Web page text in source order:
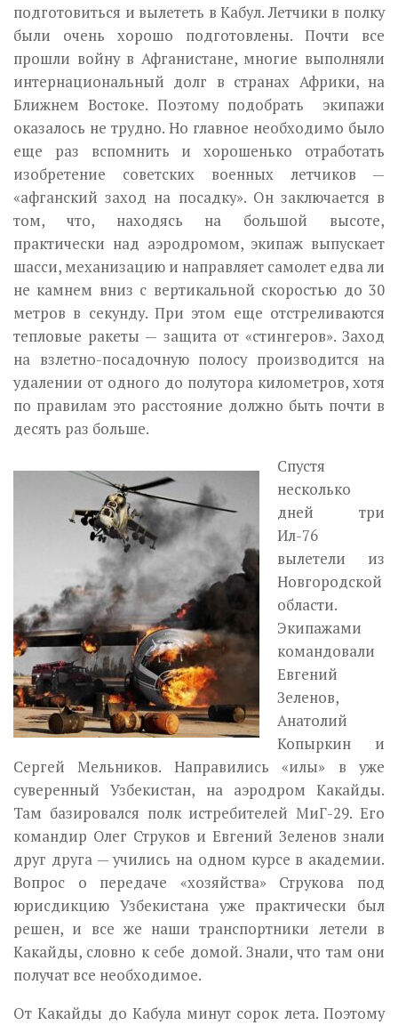
подготовиться и вылететь в Кабул. Летчики в полку
были очень хорошо подготовлены. Почти все
прошли войну в Афганистане, многие выполняли
интернациональный долг в странах Африки, на
Ближнем Востоке. Поэтому подобрать экипажи
оказалось не трудно. Но главное необходимо было
еще раз вспомнить и хорошенько отработать
изобретение советских военных летчиков —
«афганский заход на посадку». Он заключается в
том, что, находясь на большой высоте,
практически над аэродромом, экипаж выпускает
шасси, механизацию и направляет самолет едва ли
не камнем вниз с вертикальной скоростью до 30
метров в секунду. При этом еще отстреливаются
тепловые ракеты — защита от «стингеров». Заход
на взлетно-посадочную полосу производится на
удалении от одного до полутора километров, хотя
по правилам это расстояние должно быть почти в
десять раз больше.
Спустя
несколько
дней три
Ил-76
вылетели из
Новгородской
области.
Экипажами
командовали
Евгений
Зеленов,
Анатолий
Копыркин и
Сергей Мельников. Направились «илы» в уже
суверенный Узбекистан, на аэродром Какайды.
Там базировался полк истребителей МиГ-29. Его
командир Олег Струков и Евгений Зеленов знали
друг друга — учились на одном курсе в академии.
Вопрос о передаче «хозяйства» Струкова под
юрисдикцию Узбекистана уже практически был
решен, и все же наши транспортники летели в
Какайды, словно к себе домой. Знали, что там они
получат все необходимое.
От Какайды до Кабула минут сорок лета. Поэтому